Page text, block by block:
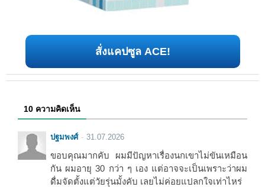
สั่งแคปซูล ACE!
10 ความคิดเห็น
ปฐมพงศ์ 31.07.2026
ขอบคุณมากคับ ผมมีปัญหาเรื่องนกเขาไม่ขันเหมือน
กัน ผมอายุ 30 กว่า ๆ เอง แต่อาจจะเป็นเพราะว่าผม
ดื่มจัดตั้งแต่วัยรุ่นมั้งคับ เลยไม่ค่อยแปลกใจเท่าไหร่